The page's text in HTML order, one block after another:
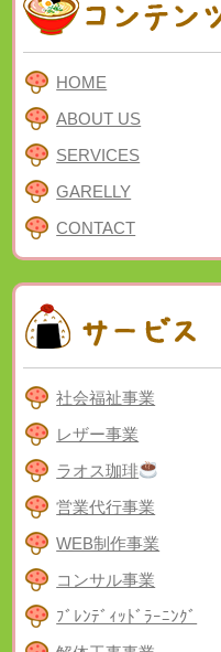
HOME
ABOUT US
SERVICES
GARELLY
CONTACT
社会福祉事業
レザー事業
ラオス珈琲
営業代行事業
WEB制作事業
コンサル事業
ﾌﾞﾚﾝﾃﾞｨｯﾄﾞﾗｰﾆﾝｸﾞ